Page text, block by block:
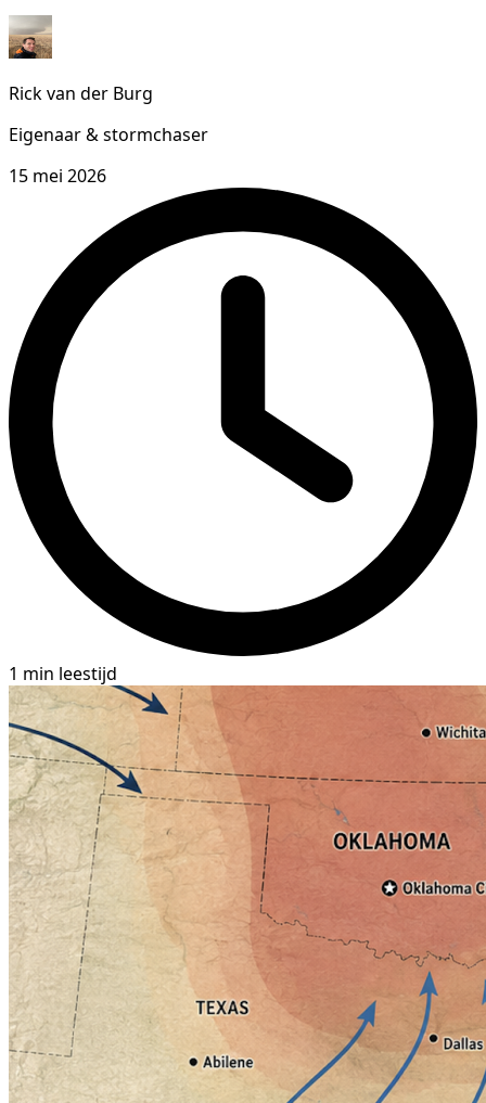
Rick van der Burg
Eigenaar & stormchaser
15 mei 2026
1 min leestijd